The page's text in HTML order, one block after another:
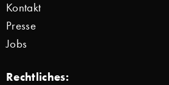
Kontakt
Presse
Jobs
Rechtliches: